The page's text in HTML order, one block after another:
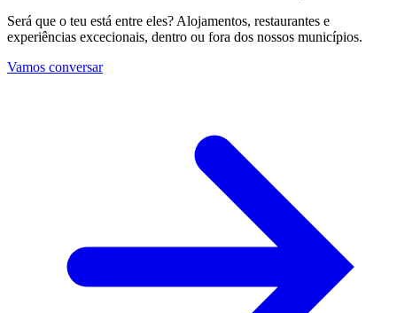
Será que o teu está entre eles? Alojamentos, restaurantes e
experiências excecionais, dentro ou fora dos nossos municípios.
Vamos conversar